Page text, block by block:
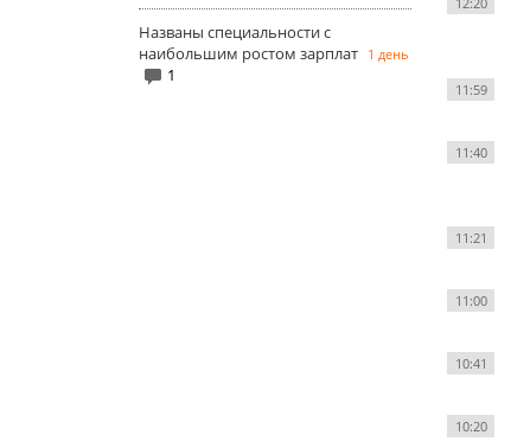
Названы специальности с
наибольшим ростом зарплат 1 день
1
11:59
11:40
11:21
11:00
10:41
10:20